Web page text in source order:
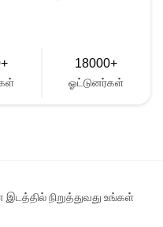
18000+
ஓட்டுனர்கள்
நிறுத்துவது உங்கள்